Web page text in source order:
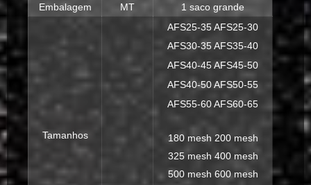
Embalagem MT 1 saco grande
Tamanhos
AFS25-35 AFS25-30
AFS30-35 AFS35-40
AFS40-45 AFS45-50
AFS40-50 AFS50-55
AFS55-60 AFS60-65
180 mesh 200 mesh
325 mesh 400 mesh
500 mesh 600 mesh